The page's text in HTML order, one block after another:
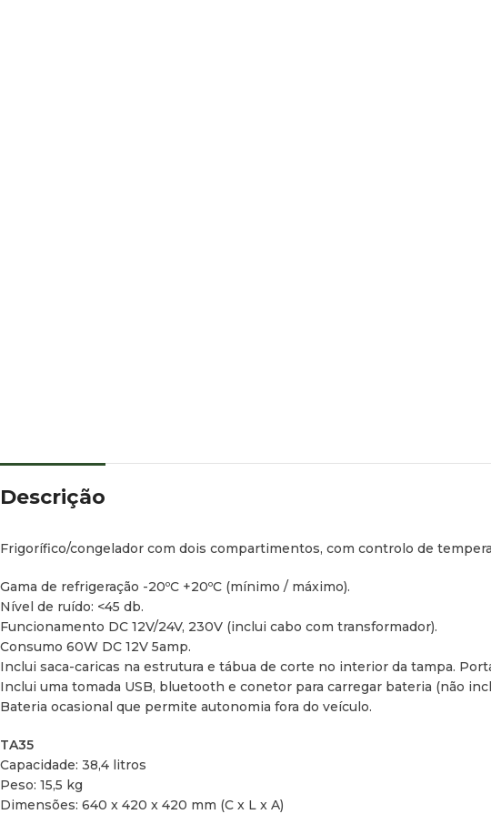
Descrição
Frigorífico/congelador com dois compartimentos, com controlo de
Gama de refrigeração -20ºC +20ºC (mínimo / máximo).
Nível de ruído: <45 db.
Funcionamento DC 12V/24V, 230V (inclui cabo com transformador).
Consumo 60W DC 12V 5amp.
Inclui saca-caricas na estrutura e tábua de corte no interior da tampa.
Inclui uma tomada USB, bluetooth e conetor para carregar bateria (não
Bateria ocasional que permite autonomia fora do veículo.
TA35
Capacidade: 38,4 litros
Peso: 15,5 kg
Dimensões: 640 x 420 x 420 mm (C x L x A)